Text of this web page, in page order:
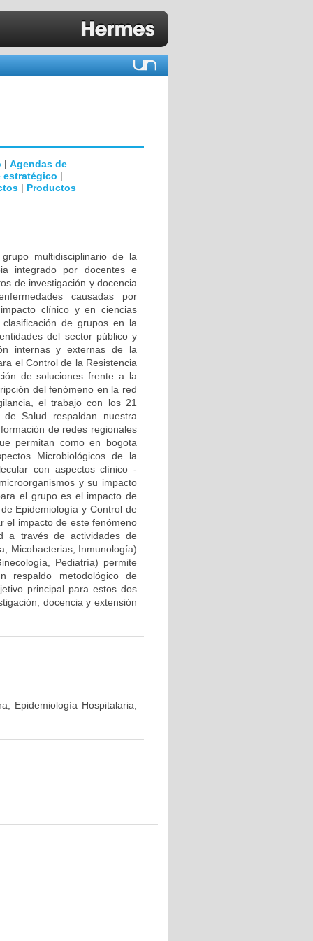
| Agendas de
estratégico |
| Productos
multidisciplinario de la
integrado por docentes e
de investigación y docencia
causadas por
clínico y en ciencias
de grupos en la
del sector público y
internas y externas de la
el Control de la Resistencia
de soluciones frente a la
del fenómeno en la red
el trabajo con los 21
Salud respaldan nuestra
de redes regionales
permitan como en bogota
Microbiológicos de la
con aspectos clínico -
y su impacto
el grupo es el impacto de
Epidemiología y Control de
el impacto de este fenómeno
a través de actividades de
Micobacterias, Inmunología)
Pediatría) permite
respaldo metodológico de
principal para estos dos
docencia y extensión
Epidemiología Hospitalaria,